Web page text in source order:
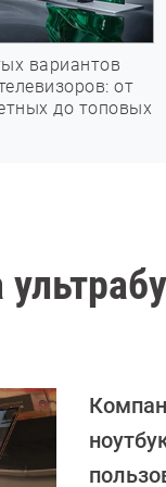
вариантов
от
до топовых